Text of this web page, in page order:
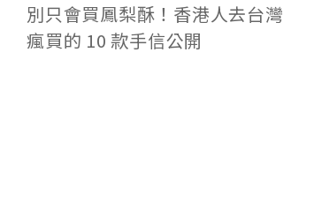
別只會買鳳梨酥！香港人去台灣
瘋買的 10 款手信公開